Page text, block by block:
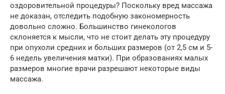
оздоровительной процедуры? Поскольку вред массажа
не доказан, отследить подобную закономерность
довольно сложно. Большинство гинекологов
склоняется к мысли, что не стоит делать эту процедуру
при опухоли средних и больших размеров (от 2,5 см и 5-
6 недель увеличения матки). При образованиях малых
размеров многие врачи разрешают некоторые виды
массажа.